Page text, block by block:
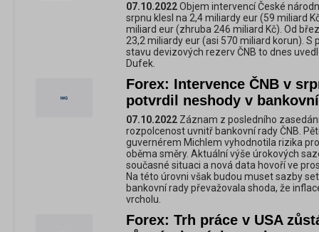
07.10.2022Objem intervencí České
srpnu klesl na 2,4 miliardy eur (59 miliard
miliard eur (zhruba 246 miliard Kč). Od
23,2 miliardy eur (asi 570 miliard korun). S
stavu devizových rezerv ČNB to dnes
Dufek.
Forex: Intervence ČNB v
potvrdil neshody v
07.10.2022 Záznam z posledního
rozpolcenost uvnitř bankovní rady ČNB.
guvernérem Michlem vyhodnotila rizika
oběma směry. Aktuální výše úrokových
současné situaci a nová data hovoří ve
Na této úrovni však budou muset sazby
bankovní rady převažovala shoda, že
vrcholu.
Forex: Trh práce v USA